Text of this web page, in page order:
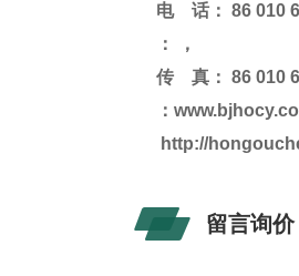
电 话： 86 010
： ，
传 真： 86 010
：
http://
留言询价